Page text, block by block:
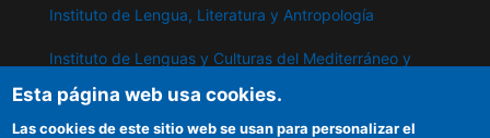
Instituto de Lengua, Literatura y Antropología
Instituto de Lenguas y Culturas del Mediterráneo y
Instituto de Políticas y Bienes Públicos
Esta página web usa cookies.
Las cookies de este sitio web se usan para personalizar el